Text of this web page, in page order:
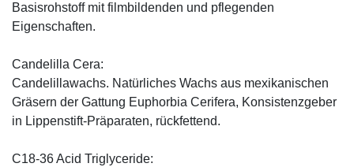
Basisrohstoff mit filmbildenden und pflegenden
Eigenschaften.
Candelilla Cera:
Candelillawachs. Natürliches Wachs aus mexikanischen
Gräsern der Gattung Euphorbia Cerifera, Konsistenzgeber
in Lippenstift-Präparaten, rückfettend.
C18-36 Acid Triglyceride: